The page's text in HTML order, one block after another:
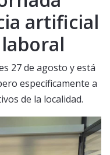
artificial
27 de agosto y está
específicamente a
de la localidad.